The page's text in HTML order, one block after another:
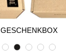
GESCHENKBOX